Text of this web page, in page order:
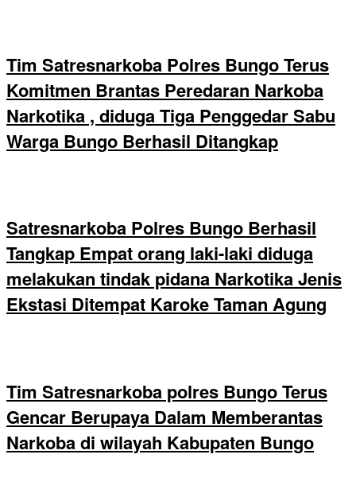
Tim Satresnarkoba Polres Bungo Terus
Komitmen Brantas Peredaran Narkoba
Narkotika , diduga Tiga Penggedar Sabu
Warga Bungo Berhasil Ditangkap
Satresnarkoba Polres Bungo Berhasil
Tangkap Empat orang laki-laki diduga
melakukan tindak pidana Narkotika Jenis
Ekstasi Ditempat Karoke Taman Agung
Tim Satresnarkoba polres Bungo Terus
Gencar Berupaya Dalam Memberantas
Narkoba di wilayah Kabupaten Bungo